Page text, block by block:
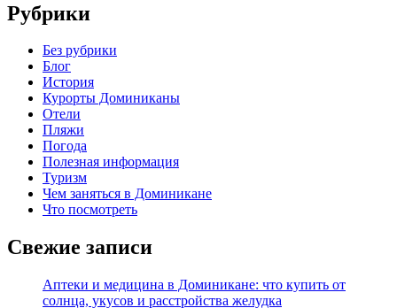
Рубрики
Без рубрики
Блог
История
Курорты Доминиканы
Отели
Пляжи
Погода
Полезная информация
Туризм
Чем заняться в Доминикане
Что посмотреть
Свежие записи
Аптеки и медицина в Доминикане: что купить от
солнца, укусов и расстройства желудка